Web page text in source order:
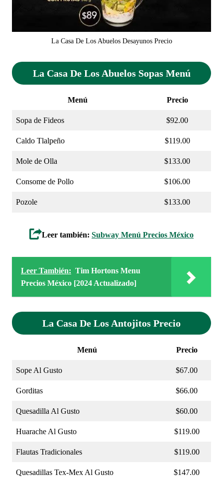
La Casa De Los Abuelos Desayunos Precio
La Casa De Los Abuelos Sopas Menú
Menú Precio
Sopa de Fideos $92.00
Caldo Tlalpeño $119.00
Mole de Olla $133.00
Consome de Pollo $106.00
Pozole $133.00
Leer también: Subway Menú Precios México
Leer También: Tim Hortons Menu
Precios México [2024 Actualizado]
La Casa De Los Antojitos Precio
Menú Precio
Sope Al Gusto $67.00
Gorditas $66.00
Quesadilla Al Gusto $60.00
Huarache Al Gusto $119.00
Flautas Tradicionales $119.00
Quesadillas Tex-Mex Al Gusto $147.00